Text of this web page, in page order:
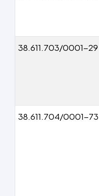
38.611.703/0001-29
38.611.704/0001-73